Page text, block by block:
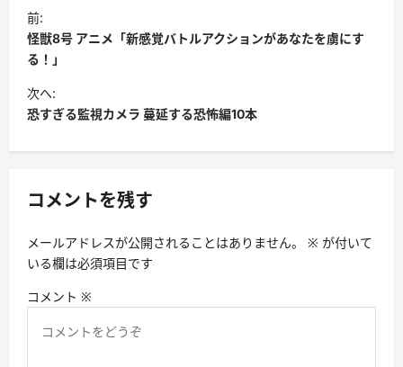
投
稿
ナ
ビ
ゲ
ー
ョ
前:
怪獣8号 アニメ「新感覚バトルアクションがあなたを虜にす
る！」
次へ:
恐すぎる監視カメラ 蔓延する恐怖編10本
コメントを残す
メールアドレスが公開されることはありません。 ※ が付いて
いる欄は必須項目です
コメント ※